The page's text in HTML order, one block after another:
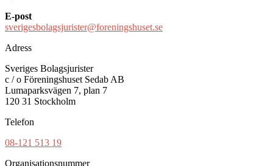
E-post
sverigesbolagsjurister@foreningshuset.se
Adress
Sveriges Bolagsjurister
c / o Föreningshuset Sedab AB
Lumaparksvägen 7, plan 7
120 31 Stockholm
Telefon
08-121 513 19
Organisationsnummer